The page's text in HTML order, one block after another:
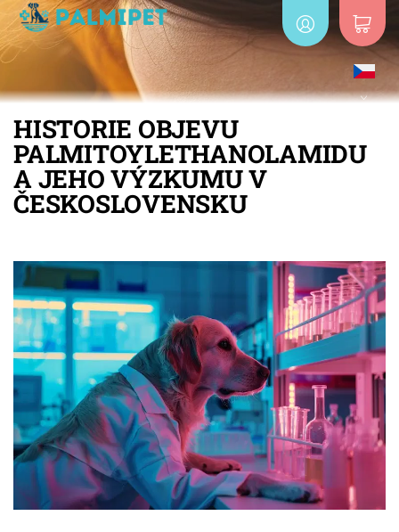
HISTORIE OBJEVU
PALMITOYLETHANOLAMIDU
A JEHO VÝZKUMU V
ČESKOSLOVENSKU